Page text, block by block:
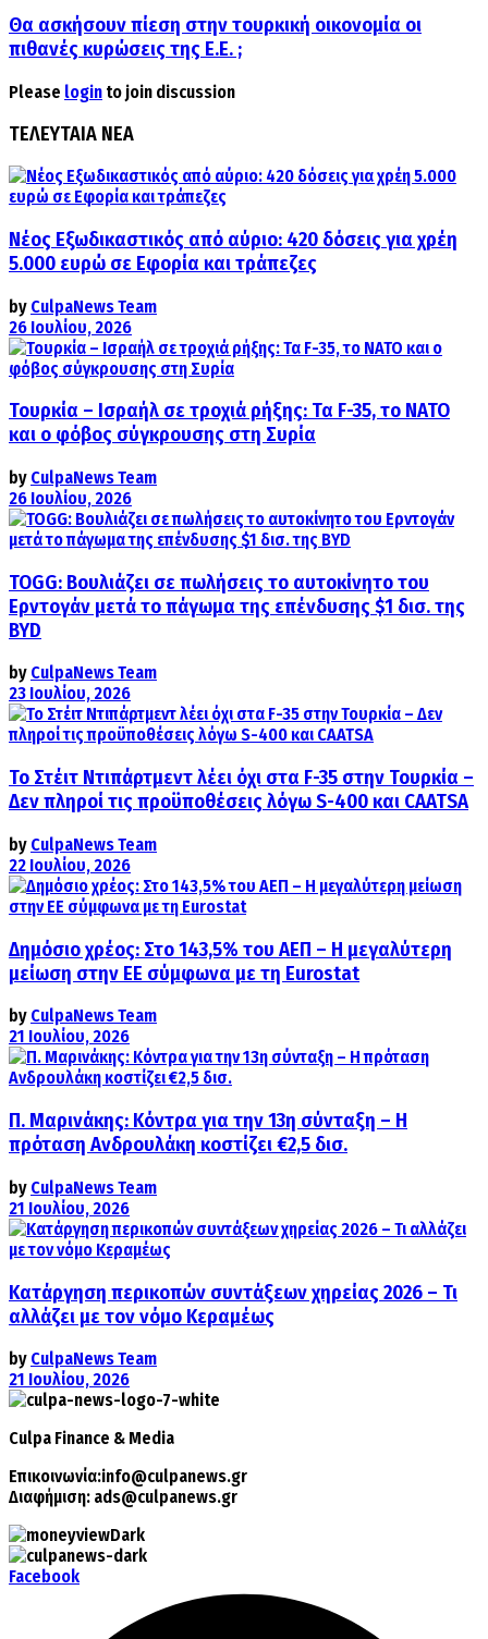
Θα ασκήσουν πίεση στην τουρκική οικονομία οι
πιθανές κυρώσεις της Ε.Ε. ;
Please login to join discussion
ΤΕΛΕΥΤΑΙΑ ΝΕΑ
Νέος Εξωδικαστικός από αύριο: 420 δόσεις για χρέη
5.000 ευρώ σε Εφορία και τράπεζες
by CulpaNews Team
26 Ιουλίου, 2026
Τουρκία – Ισραήλ σε τροχιά ρήξης: Τα F-35, το ΝΑΤΟ
και ο φόβος σύγκρουσης στη Συρία
by CulpaNews Team
26 Ιουλίου, 2026
TOGG: Βουλιάζει σε πωλήσεις το αυτοκίνητο του
Ερντογάν μετά το πάγωμα της επένδυσης $1 δισ. της
BYD
by CulpaNews Team
23 Ιουλίου, 2026
Το Στέιτ Ντιπάρτμεντ λέει όχι στα F-35 στην Τουρκία –
Δεν πληροί τις προϋποθέσεις λόγω S-400 και CAATSA
by CulpaNews Team
22 Ιουλίου, 2026
Δημόσιο χρέος: Στο 143,5% του ΑΕΠ – Η μεγαλύτερη
μείωση στην ΕΕ σύμφωνα με τη Eurostat
by CulpaNews Team
21 Ιουλίου, 2026
Π. Μαρινάκης: Κόντρα για την 13η σύνταξη – Η
πρόταση Ανδρουλάκη κοστίζει €2,5 δισ.
by CulpaNews Team
21 Ιουλίου, 2026
Κατάργηση περικοπών συντάξεων χηρείας 2026 – Τι
αλλάζει με τον νόμο Κεραμέως
by CulpaNews Team
21 Ιουλίου, 2026
Culpa Finance & Media
Επικοινωνία:info@culpanews.gr
Διαφήμιση: ads@culpanews.gr
Facebook